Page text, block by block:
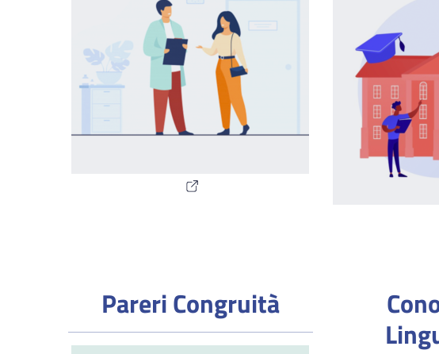
Pareri Congruità